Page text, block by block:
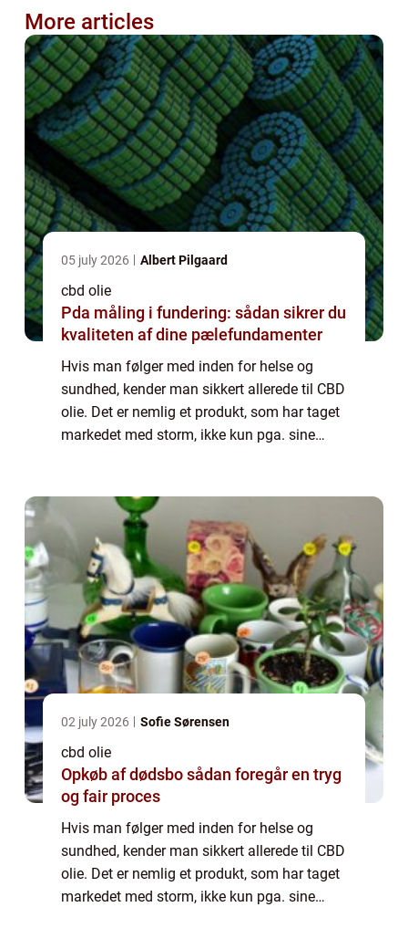
More articles
05 july 2026 Albert Pilgaard
cbd olie
Pda måling i fundering: sådan sikrer du
kvaliteten af dine pælefundamenter
Hvis man følger med inden for helse og
sundhed, kender man sikkert allerede til CBD
olie. Det er nemlig et produkt, som har taget
markedet med storm, ikke kun pga. sine
02 july 2026 Sofie Sørensen
cbd olie
Opkøb af dødsbo sådan foregår en tryg
og fair proces
Hvis man følger med inden for helse og
sundhed, kender man sikkert allerede til CBD
olie. Det er nemlig et produkt, som har taget
markedet med storm, ikke kun pga. sine